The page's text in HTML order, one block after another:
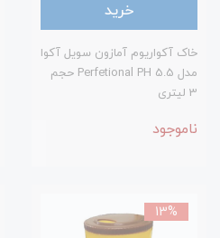
خرید
خاک آکواریوم آمازون سویل آکوا
مدل Perfetional PH 5.5 حجم
3 لیتری
ناموجود
13%